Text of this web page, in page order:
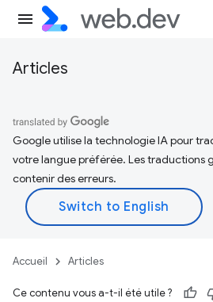
Articles
Google utilise la technologie IA pour
votre langue préférée. Les traductions
contenir des erreurs.
Accueil Articles
Ce contenu vous a-t-il été utile ?